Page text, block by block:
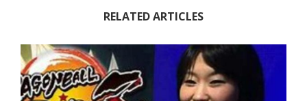
RELATED ARTICLES